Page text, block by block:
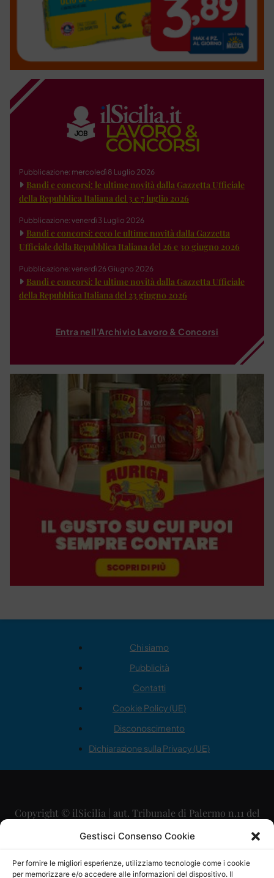
Gestisci Consenso Cookie
Per fornire le migliori esperienze, utilizziamo tecnologie come i cookie
per memorizzare e/o accedere alle informazioni del dispositivo. Il
Pubblicazione: mercoledì 8 Luglio 2026
Bandi e concorsi: le ultime novità dalla Gazzetta Ufficiale
della Repubblica Italiana del 3 e 7 luglio 2026
Pubblicazione: venerdì 3 Luglio 2026
Bandi e concorsi: ecco le ultime novità dalla Gazzetta
Ufficiale della Repubblica Italiana del 26 e 30 giugno 2026
Pubblicazione: venerdì 26 Giugno 2026
Bandi e concorsi: le ultime novità dalla Gazzetta Ufficiale
della Repubblica Italiana del 23 giugno 2026
Entra nell'Archivio Lavoro & Concorsi
Chi siamo
Pubblicità
Contatti
Cookie Policy (UE)
Disconoscimento
Dichiarazione sulla Privacy (UE)
Copyright © ilSicilia | aut. Tribunale di Palermo n.11 del
29/09/2015